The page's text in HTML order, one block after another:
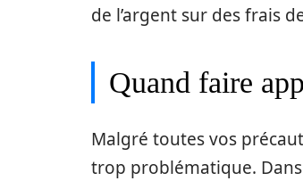
de l’argent sur des frais
Quand faire
Malgré toutes vos
trop problématique.